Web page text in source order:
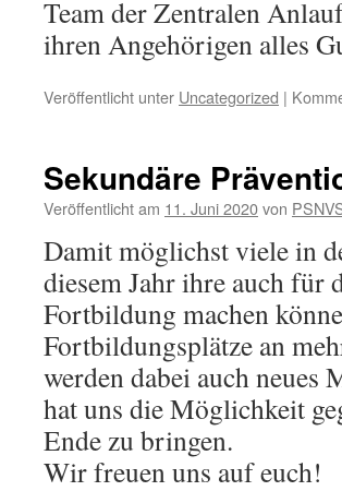
Team der Zentralen
ihren Angehörigen alles
Veröffentlicht unter Uncategorized |
Sekundäre
Veröffentlicht am 11. Juni 2020von
Damit möglichst viele in
diesem Jahr ihre auch für
Fortbildung machen
Fortbildungsplätze an
werden dabei auch
hat uns die Möglichkeit
Ende zu bringen.
Wir freuen uns auf euch!